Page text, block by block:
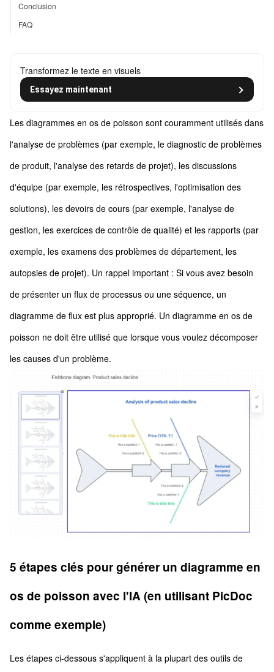
Conclusion
FAQ
Transformez le texte en visuels
Essayez maintenant
Les diagrammes en os de poisson sont couramment utilisés dans
l'analyse de problèmes (par exemple, le diagnostic de problèmes
de produit, l'analyse des retards de projet), les discussions
d'équipe (par exemple, les rétrospectives, l'optimisation des
solutions), les devoirs de cours (par exemple, l'analyse de
gestion, les exercices de contrôle de qualité) et les rapports (par
exemple, les examens des problèmes de département, les
autopsies de projet). Un rappel important : Si vous avez besoin
de présenter un flux de processus ou une séquence, un
diagramme de flux est plus approprié. Un diagramme en os de
poisson ne doit être utilisé que lorsque vous voulez décomposer
les causes d'un problème.
5 étapes clés pour générer un diagramme en
os de poisson avec l'IA (en utilisant PicDoc
comme exemple)
Les étapes ci-dessous s'appliquent à la plupart des outils de